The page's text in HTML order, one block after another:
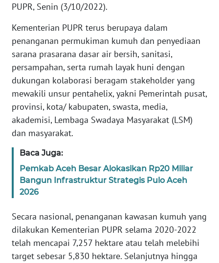
PUPR, Senin (3/10/2022).
Kementerian PUPR terus berupaya dalam
penanganan permukiman kumuh dan penyediaan
sarana prasarana dasar air bersih, sanitasi,
persampahan, serta rumah layak huni dengan
dukungan kolaborasi beragam stakeholder yang
mewakili unsur pentahelix, yakni Pemerintah pusat,
provinsi, kota/ kabupaten, swasta, media,
akademisi, Lembaga Swadaya Masyarakat (LSM)
dan masyarakat.
Baca Juga:
Pemkab Aceh Besar Alokasikan Rp20 Miliar
Bangun Infrastruktur Strategis Pulo Aceh
2026
Secara nasional, penanganan kawasan kumuh yang
dilakukan Kementerian PUPR selama 2020-2022
telah mencapai 7,257 hektare atau telah melebihi
target sebesar 5,830 hektare. Selanjutnya hingga
SONYA
ASA
Informasi
INDEKS
BERITA
KONTAK
KAMI
INFO
IKLAN
TENTANG
PEDOMAN
SIBER